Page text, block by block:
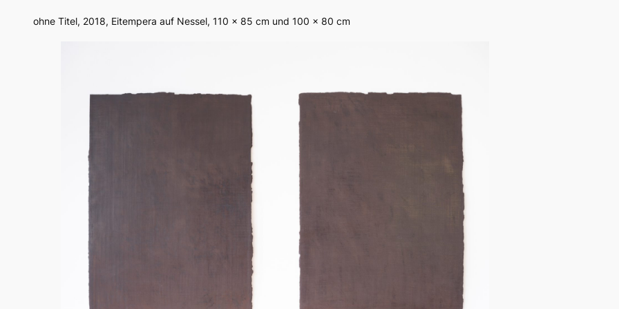
ohne Titel, 2018, Eitempera auf Nessel, 110 x 85 cm und 100 x 80 cm